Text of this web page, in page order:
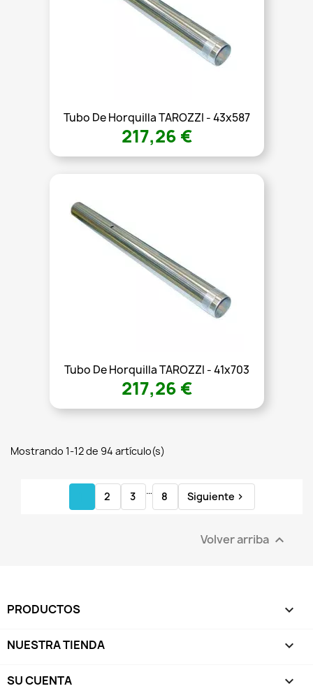
Tubo De Horquilla TAROZZI - 43x587
217,26 €
Tubo De Horquilla TAROZZI - 41x703
217,26 €
Mostrando 1-12 de 94 artículo(s)
2 3 … 8 Siguiente 
Volver arriba 
PRODUCTOS 
NUESTRA TIENDA 
SU CUENTA 